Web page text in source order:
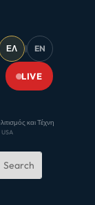
ΕΛ | EN
LIVE
και Τέχνη